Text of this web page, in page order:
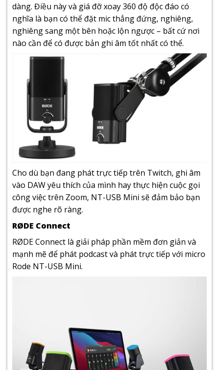
dàng. Điều này và giá đỡ xoay 360 độ độc đáo có
nghĩa là bạn có thể đặt mic thẳng đứng, nghiêng,
nghiêng sang một bên hoặc lộn ngược – bất cứ nơi
nào cần để có được bản ghi âm tốt nhất có thể.
Cho dù bạn đang phát trực tiếp trên Twitch, ghi âm
vào DAW yêu thích của mình hay thực hiện cuộc gọi
công việc trên Zoom, NT-USB Mini sẽ đảm bảo bạn
được nghe rõ ràng.
RØDE Connect
RØDE Connect là giải pháp phần mềm đơn giản và
mạnh mẽ để phát podcast và phát trực tiếp với micro
Rode NT-USB Mini.